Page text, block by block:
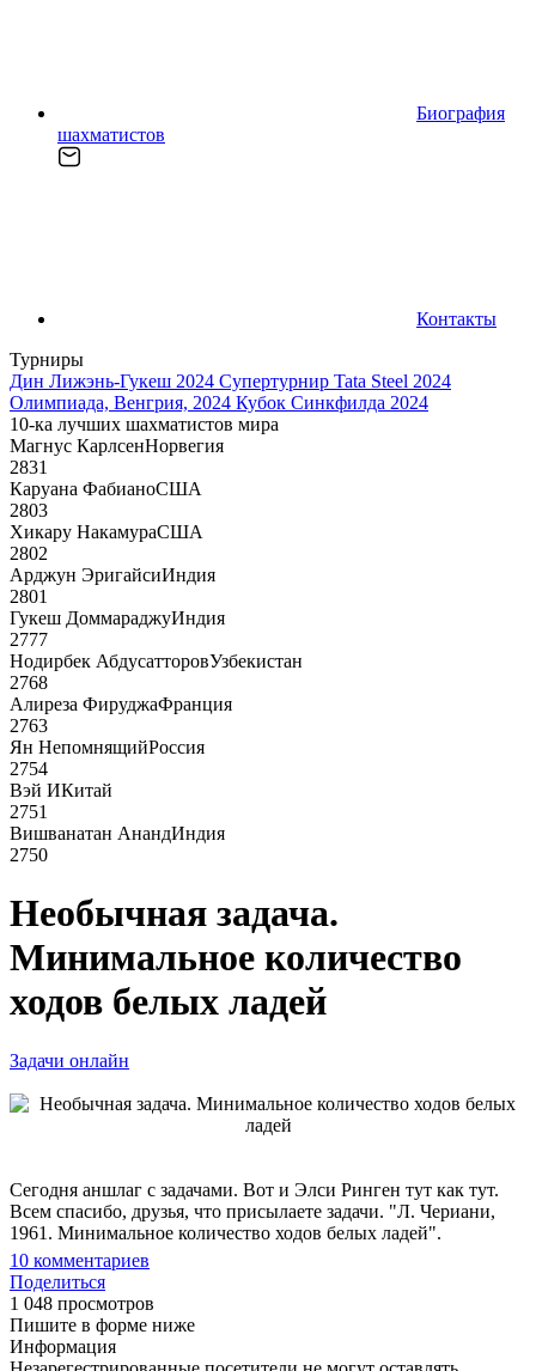
Биография
шахматистов
Контакты
Турниры
Дин Лижэнь-Гукеш 2024 Супертурнир Tata Steel 2024
Олимпиада, Венгрия, 2024 Кубок Синкфилда 2024
10-ка лучших шахматистов мира
Магнус КарлсенНорвегия
2831
Каруана ФабианоСША
2803
Хикару НакамураСША
2802
Арджун ЭригайсиИндия
2801
Гукеш ДоммараджуИндия
2777
Нодирбек АбдусатторовУзбекистан
2768
Алиреза ФируджаФранция
2763
Ян НепомнящийРоссия
2754
Вэй ИКитай
2751
Вишванатан АнандИндия
2750
Необычная задача.
Минимальное количество
ходов белых ладей
Задачи онлайн
Сегодня аншлаг с задачами. Вот и Элси Ринген тут как тут.
Всем спасибо, друзья, что присылаете задачи. "Л. Чериани,
1961. Минимальное количество ходов белых ладей".
10 комментариев
Поделиться
1 048 просмотров
Пишите в форме ниже
Информация